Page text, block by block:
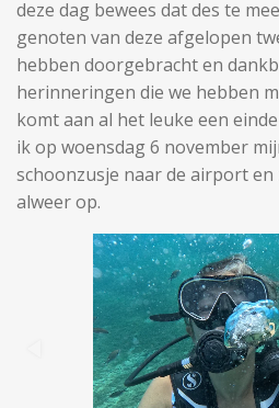
deze dag bewees dat des te
genoten van deze afgelopen
hebben doorgebracht en
herinneringen die we hebben
komt aan al het leuke een
ik op woensdag 6 november
schoonzusje naar de airport
alweer op.